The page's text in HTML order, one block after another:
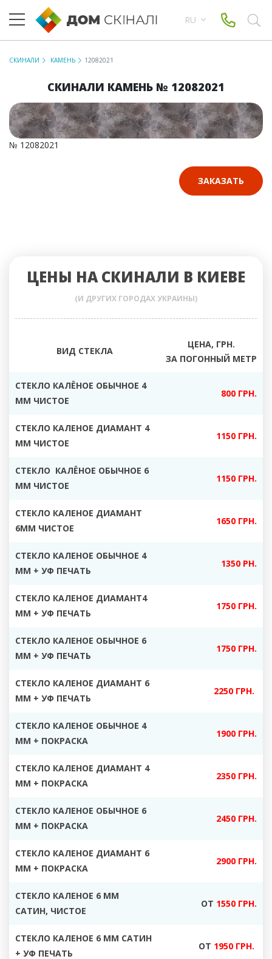
RU
СКИНАЛИ КАМЕНЬ 12082021
СКИНАЛИ КАМЕНЬ № 12082021
№ 12082021
ЗАКАЗАТЬ
ЦЕНЫ НА СКИНАЛИ В КИЕВЕ
(И ДРУГИХ ГОРОДАХ УКРАИНЫ)
ВИД СТЕКЛА
ЦЕНА, ГРН.
ЗА ПОГОННЫЙ МЕТР
СТЕКЛО КАЛЁНОЕ ОБЫЧНОЕ 4
ММ ЧИСТОЕ
800 ГРН.
СТЕКЛО КАЛЕНОЕ ДИАМАНТ 4
ММ ЧИСТОЕ
1150 ГРН.
СТЕКЛО КАЛЁНОЕ ОБЫЧНОЕ 6
ММ ЧИСТОЕ
1150 ГРН.
СТЕКЛО КАЛЕНОЕ ДИАМАНТ
6ММ ЧИСТОЕ
1650 ГРН.
СТЕКЛО КАЛЕНОЕ ОБЫЧНОЕ 4
ММ + УФ ПЕЧАТЬ
1350 РН.
СТЕКЛО КАЛЕНОЕ ДИАМАНТ4
ММ + УФ ПЕЧАТЬ
1750 ГРН.
СТЕКЛО КАЛЕНОЕ ОБЫЧНОЕ 6
ММ + УФ ПЕЧАТЬ
1750 ГРН.
СТЕКЛО КАЛЕНОЕ ДИАМАНТ 6
ММ + УФ ПЕЧАТЬ
2250 ГРН.
СТЕКЛО КАЛЕНОЕ ОБЫЧНОЕ 4
ММ + ПОКРАСКА
1900 ГРН.
СТЕКЛО КАЛЕНОЕ ДИАМАНТ 4
ММ + ПОКРАСКА
2350 ГРН.
СТЕКЛО КАЛЕНОЕ ОБЫЧНОЕ 6
ММ + ПОКРАСКА
2450 ГРН.
СТЕКЛО КАЛЕНОЕ ДИАМАНТ 6
ММ + ПОКРАСКА
2900 ГРН.
СТЕКЛО КАЛЕНОЕ 6 ММ
САТИН, ЧИСТОЕ
ОТ 1550 ГРН.
СТЕКЛО КАЛЕНОЕ 6 ММ САТИН
+ УФ ПЕЧАТЬ
ОТ 1950 ГРН.